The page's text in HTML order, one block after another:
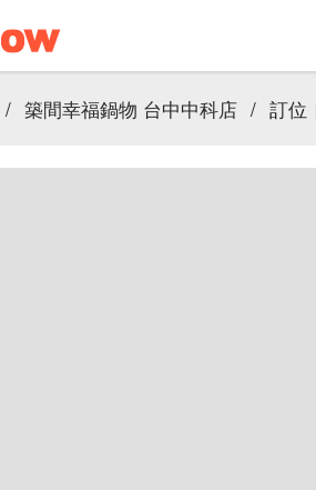
/ 築間幸福鍋物 台中中科店 / 訂位